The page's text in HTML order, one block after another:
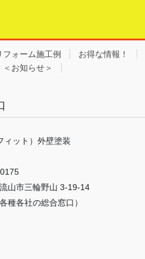
フォーム施工例 お得な情報！
＜お知らせ＞
ィット）外壁塗装
山市三輪野山 3-19-14
各種各社の総合窓口）